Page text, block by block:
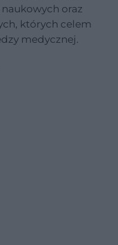
oraz
których celem
medycznej.